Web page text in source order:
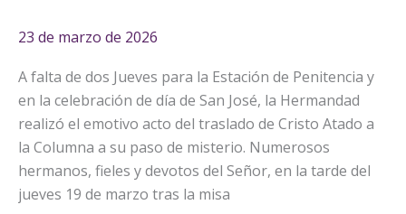
23 de marzo de 2026
A falta de dos Jueves para la Estación de Penitencia y
en la celebración de día de San José, la Hermandad
realizó el emotivo acto del traslado de Cristo Atado a
la Columna a su paso de misterio. Numerosos
hermanos, fieles y devotos del Señor, en la tarde del
jueves 19 de marzo tras la misa